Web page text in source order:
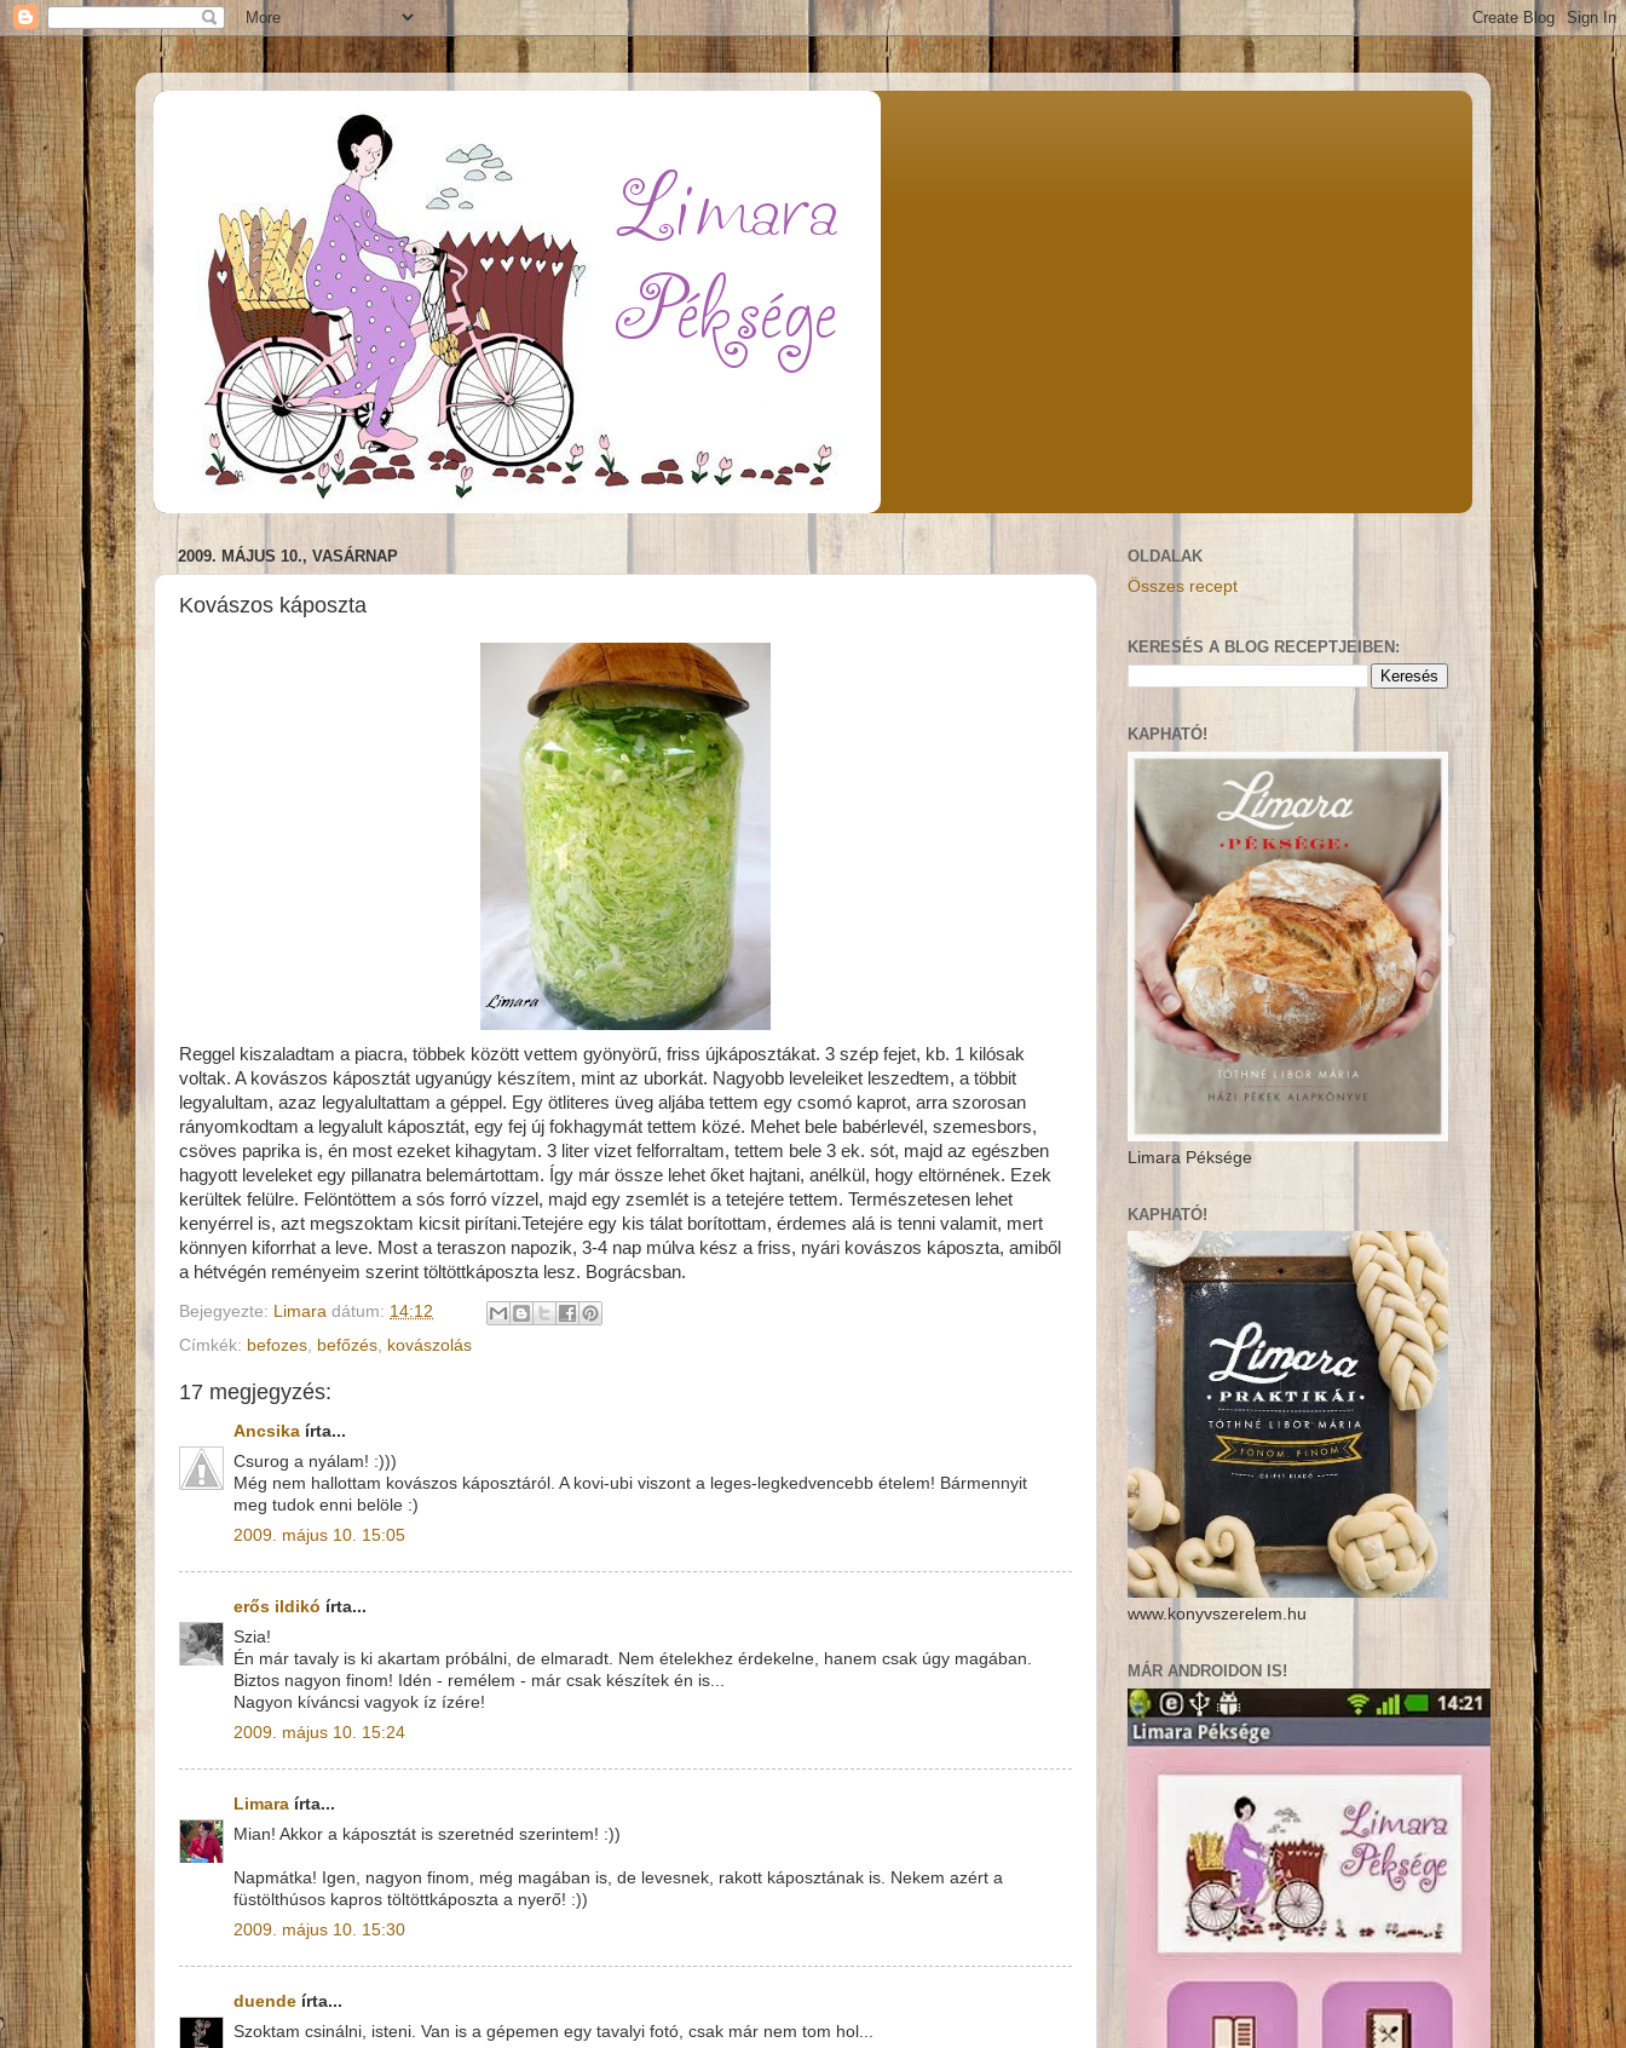
2009. MÁJUS 10., VASÁRNAP
Kovászos káposzta
Reggel kiszaladtam a piacra, többek között vettem gyönyörű, friss újkáposztákat. 3 szép fejet, kb. 1 kilósak
voltak. A kovászos káposztát ugyanúgy készítem, mint az uborkát. Nagyobb leveleiket leszedtem, a többit
legyalultam, azaz legyalultattam a géppel. Egy ötliteres üveg aljába tettem egy csomó kaprot, arra szorosan
rányomkodtam a legyalult káposztát, egy fej új fokhagymát tettem közé. Mehet bele babérlevél, szemesbors,
csöves paprika is, én most ezeket kihagytam. 3 liter vizet felforraltam, tettem bele 3 ek. sót, majd az egészben
hagyott leveleket egy pillanatra belemártottam. Így már össze lehet őket hajtani, anélkül, hogy eltörnének. Ezek
kerültek felülre. Felöntöttem a sós forró vízzel, majd egy zsemlét is a tetejére tettem. Természetesen lehet
kenyérrel is, azt megszoktam kicsit pirítani.Tetejére egy kis tálat borítottam, érdemes alá is tenni valamit, mert
könnyen kiforrhat a leve. Most a teraszon napozik, 3-4 nap múlva kész a friss, nyári kovászos káposzta, amiből
a hétvégén reményeim szerint töltöttkáposzta lesz. Bográcsban.
Bejegyezte: Limara dátum: 14:12
Címkék: befozes befőzés kovászolás
17 megjegyzés:
Ancsika írta...
Csurog a nyálam! :)))
Még nem hallottam kovászos káposztáról. A kovi-ubi viszont a leges-legkedvencebb ételem! Bármennyit
meg tudok enni belöle :)
2009. május 10. 15:05
erős ildikó írta...
Szia!
Én már tavaly is ki akartam próbálni, de elmaradt. Nem ételekhez érdekelne, hanem csak úgy magában.
Biztos nagyon finom! Idén - remélem - már csak készítek én is...
Nagyon kíváncsi vagyok íz ízére!
2009. május 10. 15:24
Limara írta...
Mian! Akkor a káposztát is szeretnéd szerintem! :))
Napmátka! Igen, nagyon finom, még magában is, de levesnek, rakott káposztának is. Nekem azért a
füstölthúsos kapros töltöttkáposzta a nyerő! :))
2009. május 10. 15:30
duende írta...
Szoktam csinálni, isteni. Van is a gépemen egy tavalyi fotó, csak már nem tom hol...
OLDALAK
Összes recept
KERESÉS A BLOG RECEPTJEIBEN:
KAPHATÓ!
Limara Péksége
KAPHATÓ!
www.konyvszerelem.hu
MÁR ANDROIDON IS!